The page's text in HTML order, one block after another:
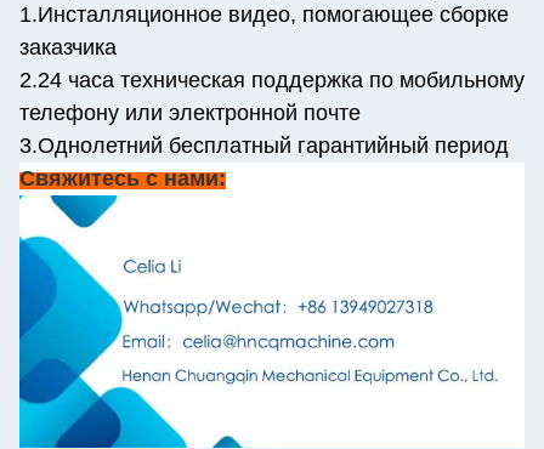
1.Инсталляционное видео, помогающее сборке
заказчика
2.24 часа техническая поддержка по мобильному
телефону или электронной почте
3.Однолетний бесплатный гарантийный период
Свяжитесь с нами: